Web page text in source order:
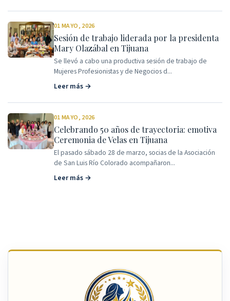
01 MAYO, 2026
Sesión de trabajo liderada por la presidenta
Mary Olazábal en Tijuana
Se llevó a cabo una productiva sesión de trabajo de
Mujeres Profesionistas y de Negocios d...
Leer más →
01 MAYO, 2026
Celebrando 50 años de trayectoria: emotiva
Ceremonia de Velas en Tijuana
El pasado sábado 28 de marzo, socias de la Asociación
de San Luis Río Colorado acompañaron...
Leer más →